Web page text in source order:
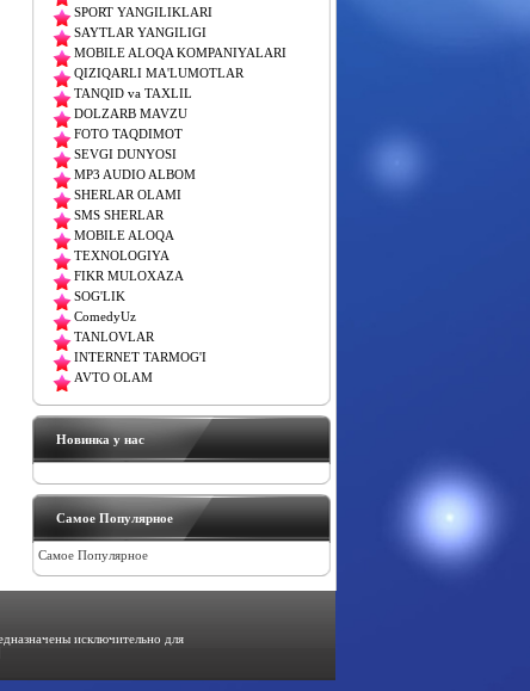
SPORT YANGILIKLARI
SAYTLAR YANGILIGI
MOBILE ALOQA KOMPANIYALARI
QIZIQARLI MA'LUMOTLAR
TANQID va TAXLIL
DOLZARB MAVZU
FOTO TAQDIMOT
SEVGI DUNYOSI
MP3 AUDIO ALBOM
SHERLAR OLAMI
SMS SHERLAR
MOBILE ALOQA
TEXNOLOGIYA
FIKR MULOXAZA
SOG'LIK
ComedyUz
TANLOVLAR
INTERNET TARMOG'I
AVTO OLAM
Новинка у нас
Самое Популярное
Самое Популярное
исключительно для